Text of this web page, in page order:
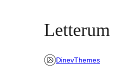
Letterum
DinevThemes